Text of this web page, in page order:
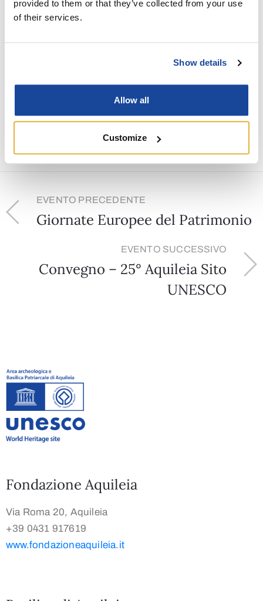
provided to them or that they’ve collected from your use
of their services.
Show details
Allow all
Customize
EVENTO PRECEDENTE
Giornate Europee del Patrimonio
EVENTO SUCCESSIVO
Convegno – 25° Aquileia Sito
UNESCO
Fondazione Aquileia
Via Roma 20, Aquileia
+39 0431 917619
www.fondazioneaquileia.it